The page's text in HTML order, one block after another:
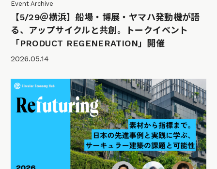
Event Archive
【5/29＠横浜】船場・博展・ヤマハ発動機が語
る、アップサイクルと共創。トークイベント
「PRODUCT REGENERATION」開催
2026.05.14